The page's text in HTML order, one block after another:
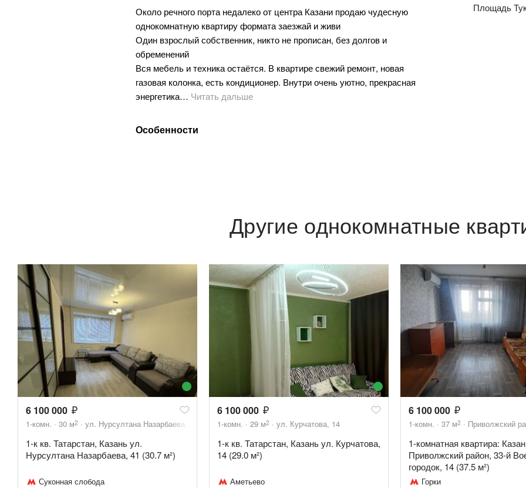
Около речного порта недалеко от центра Казани продаю чудесную
однокомнатную квартиру формата заезжай и живи
Один взрослый собственник, никто не прописан, без долгов и
обременений
Вся мебель и техника остаётся. В квартире свежий ремонт, новая
газовая колонка, есть кондиционер. Внутри очень уютно, прекрасная
энергетика… Читать дальше
Особенности
Площадь
Другие однокомнатные
6 100 000
1-комн. 30 м2 ул. Нурсултана Назарбаева, 41
1-к кв. Татарстан, Казань ул.
Нурсултана Назарбаева, 41 (30.7 м²)
Суконная слобода
6 100 000
1-комн. 29 м2 ул. Курчатова, 14
1-к кв. Татарстан, Казань ул. Курчатова,
14 (29.0 м²)
Аметьево
6 100 000
1-комн. 37 м2 Приволжский
1-комнатная квартира:
Приволжский район, 33-й
городок, 14 (37.5 м²)
Горки